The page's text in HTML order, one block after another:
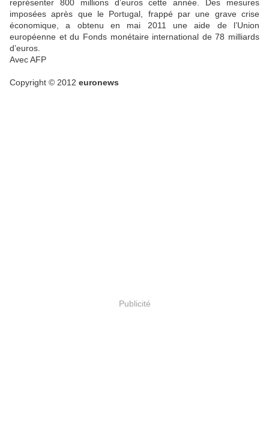
représenter 800 millions d’euros cette année. Des mesures
imposées après que le Portugal, frappé par une grave crise
économique, a obtenu en mai 2011 une aide de l’Union
européenne et du Fonds monétaire international de 78 milliards
d’euros.
AvecAFP
Copyright © 2012 euronews
Publicité